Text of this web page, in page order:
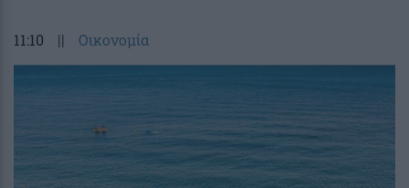
11:10 || Οικονομία